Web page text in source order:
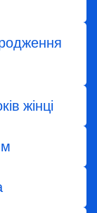
жінці